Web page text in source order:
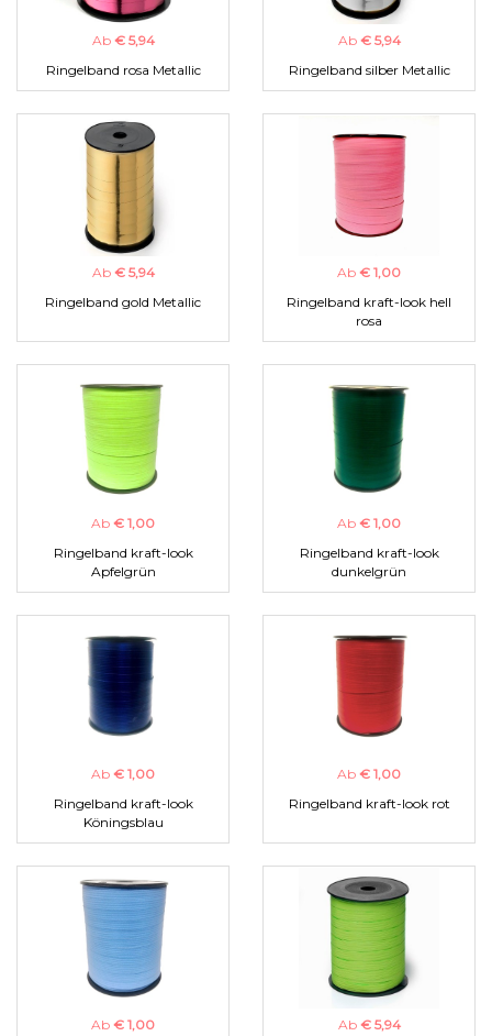
Ab € 5,94
Ringelband rosa Metallic
Ab € 5,94
Ringelband silber Metallic
Ab € 5,94
Ringelband gold Metallic
Ab € 1,00
Ringelband kraft-look hell
rosa
Ab € 1,00
Ringelband kraft-look
Apfelgrün
Ab € 1,00
Ringelband kraft-look
dunkelgrün
Ab € 1,00
Ringelband kraft-look
Köningsblau
Ab € 1,00
Ringelband kraft-look rot
Ab € 1,00 Ab € 5,94